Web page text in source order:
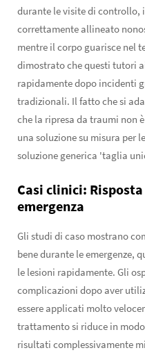
durante le visite di controllo,
correttamente allineato
mentre il corpo guarisce nel
dimostrato che questi tutori
rapidamente dopo incidenti
tradizionali. Il fatto che si
che la ripresa da traumi non
una soluzione su misura per
soluzione generica 'taglia
Casi clinici:
emergenza
Gli studi di caso mostrano
bene durante le emergenze,
le lesioni rapidamente. Gli
complicazioni dopo aver
essere applicati molto
trattamento si riduce in
risultati complessivamente